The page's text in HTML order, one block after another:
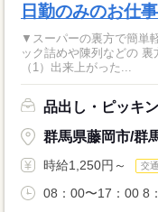
日勤のみのお仕事
▼スーパーの裏方で簡単
ック詰めや陳列などの 裏方作業
（1）出来上がった...
品出し・ピッキ
群馬県藤岡市/群
時給1,250円～ 交
08：00〜17：00 8